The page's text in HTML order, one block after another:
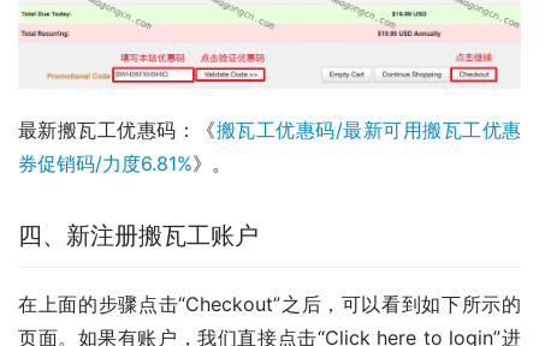
最新搬瓦工优惠码：《搬瓦工优惠码/最新可用搬瓦工优惠
券促销码/力度6.81%》。
四、新注册搬瓦工账户
在上面的步骤点击“Checkout”之后，可以看到如下所示的
页面。如果有账户，我们直接点击“Click here to login”进